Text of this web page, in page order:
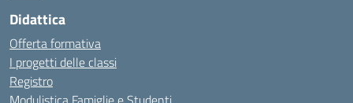
Didattica
Offerta formativa
I progetti delle classi
Registro